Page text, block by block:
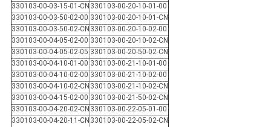
330103-00-03-15-01-CN 330103-00-20-10-01-00
330103-00-03-50-02-00 330103-00-20-10-01-CN
330103-00-03-50-02-CN 330103-00-20-10-02-00
330103-00-04-05-02-00 330103-00-20-10-02-CN
330103-00-04-05-02-05 330103-00-20-50-02-CN
330103-00-04-10-01-00 330103-00-21-10-01-00
330103-00-04-10-02-00 330103-00-21-10-02-00
330103-00-04-10-02-CN 330103-00-21-10-02-CN
330103-00-04-15-02-00 330103-00-21-50-02-CN
330103-00-04-20-02-CN 330103-00-22-05-01-00
330103-00-04-20-11-CN 330103-00-22-05-02-CN